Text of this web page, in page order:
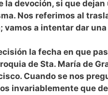
la devoción, si que
Nos referimos al
vamos a intentar dar
la fecha en que
de Sta. María de
Cuando se nos
invariablemente que